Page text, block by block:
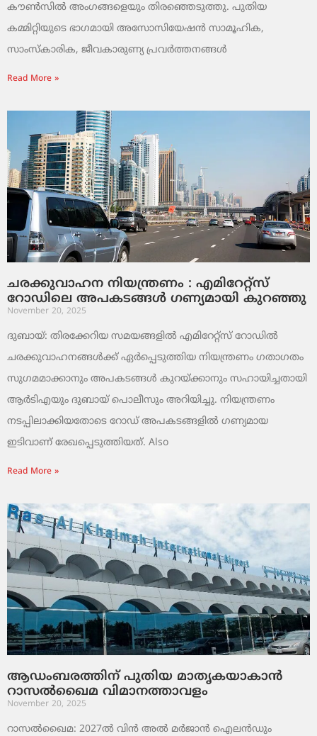
കൗൺസിൽ അംഗങ്ങളെയും തിരഞ്ഞെടുത്തു. പുതിയ
കമ്മിറ്റിയുടെ ഭാഗമായി അസോസിയേഷൻ സാമൂഹിക,
സാംസ്‌കാരിക, ജീവകാരുണ്യ പ്രവർത്തനങ്ങൾ
Read More »
ചരക്കുവാഹന നിയന്ത്രണം : എമിറേറ്റ്സ്
റോഡിലെ അപകടങ്ങൾ ഗണ്യമായി കുറഞ്ഞു
November 20, 2025
ദുബായ്: തിരക്കേറിയ സമയങ്ങളിൽ എമിറേറ്റ്സ് റോഡിൽ
ചരക്കുവാഹനങ്ങൾക്ക് ഏർപ്പെടുത്തിയ നിയന്ത്രണം ഗതാഗതം
സുഗമമാക്കാനും അപകടങ്ങൾ കുറയ്ക്കാനും സഹായിച്ചതായി
ആർടിഎയും ദുബായ് പൊലീസും അറിയിച്ചു. നിയന്ത്രണം
നടപ്പിലാക്കിയതോടെ റോഡ് അപകടങ്ങളിൽ ഗണ്യമായ
ഇടിവാണ് രേഖപ്പെടുത്തിയത്. Also
Read More »
ആഡംബരത്തിന് പുതിയ മാതൃകയാകാൻ
റാസൽഖൈമ വിമാനത്താവളം
November 20, 2025
റാസൽഖൈമ: 2027ൽ വിൻ അൽ മർജാൻ ഐലൻഡും